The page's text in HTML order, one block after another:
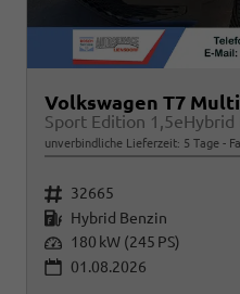
Volkswagen T7
unverbindliche Lieferzeit: 5 Tage
Fahrzeugnr. 32665
Kraftstoff Hybrid Benzin
Leistung 180 kW (245 PS)
01.08.2026